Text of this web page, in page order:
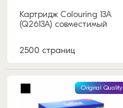
Картридж Colouring 13A
(Q2613A) совместимый
2500 страниц
Original Quality